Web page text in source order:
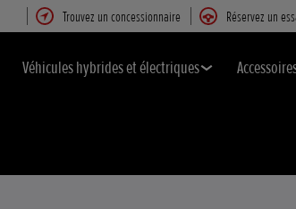
Trouvez un concessionnaire Réservez un
Véhicules hybrides et électriques